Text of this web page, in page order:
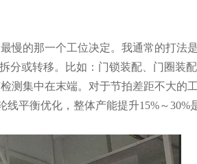
慢的那一个工位决定。我通常的打法
分或转移。比如：门锁装配、门圈装
测集中在末端。对于节拍差距不大的工
平衡优化，整体产能提升15%～30%